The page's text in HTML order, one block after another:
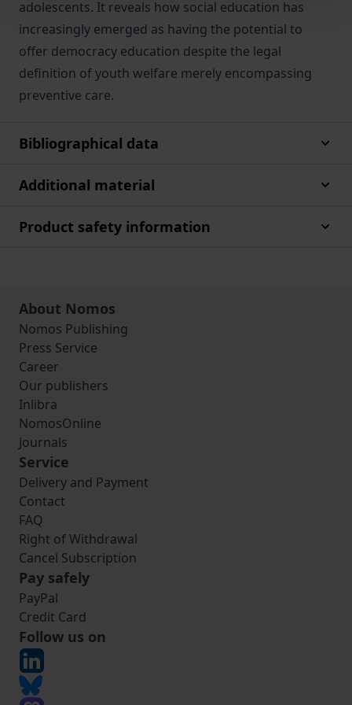
adolescents. It reveals how social education has
increasingly emerged as having the potential to
offer democracy education despite the legal
definition of youth welfare merely encompassing
preventive care.
Bibliographical data
Additional material
Product safety information
About Nomos
Nomos Publishing
Press Service
Career
Our publishers
Inlibra
NomosOnline
Journals
Service
Delivery and Payment
Contact
FAQ
Right of Withdrawal
Cancel Subscription
Pay safely
PayPal
Credit Card
Follow us on